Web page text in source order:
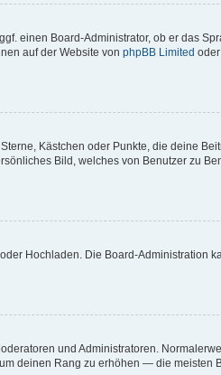
einen Board-Administrator, ob er das
auf der Website von phpBB Limited
Kästchen oder Punkte, die deine
Bild, welches von Benutzer zu
Hochladen. Die Board-Administration
und Administratoren.
deinen Rang zu erhöhen — die meisten